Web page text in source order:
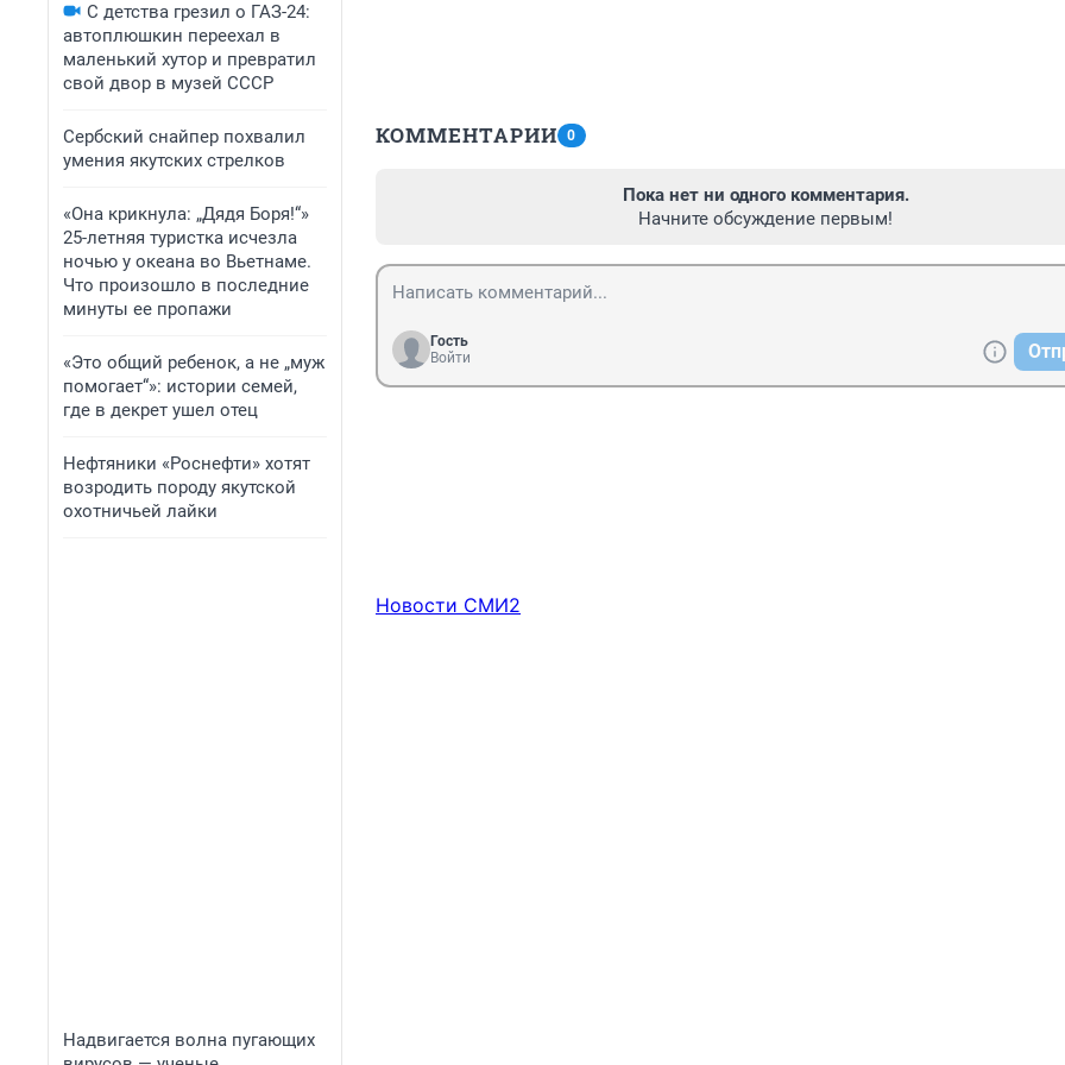
С детства грезил о ГАЗ-24:
автоплюшкин переехал в
маленький хутор и превратил
свой двор в музей СССР
Сербский снайпер похвалил
умения якутских стрелков
«Она крикнула: „Дядя Боря!“»
25-летняя туристка исчезла
ночью у океана во Вьетнаме.
Что произошло в последние
минуты ее пропажи
«Это общий ребенок, а не „муж
помогает“»: истории семей,
где в декрет ушел отец
Нефтяники «Роснефти» хотят
возродить породу якутской
охотничьей лайки
Надвигается волна пугающих
КОММЕНТАРИИ 0
Пока нет ни одного комментария.
Начните обсуждение первым!
Гость
Войти
Новости СМИ2